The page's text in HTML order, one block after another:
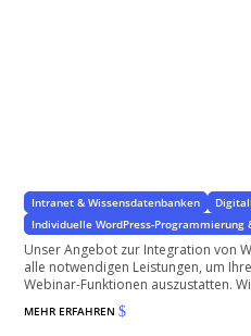
Intranet & Wissensdatenbanken
Individuelle WordPress-Programmierung
Unser Angebot zur Integration von
alle notwendigen Leistungen, um
Webinar-Funktionen auszustatten.
MEHR ERFAHREN$